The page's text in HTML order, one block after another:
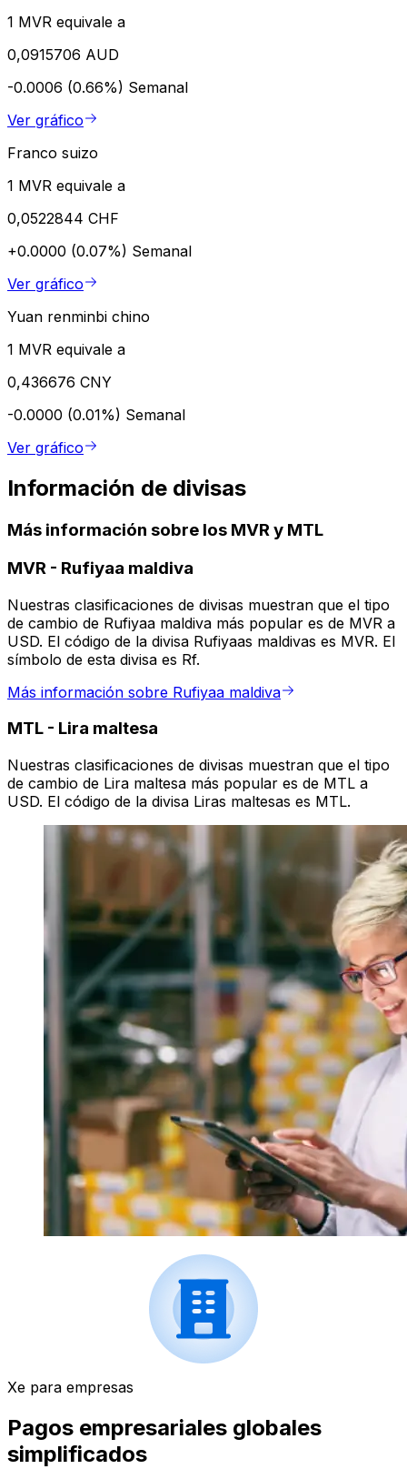
1 MVR equivale a
0,0915706 AUD
-0.0006 (0.66%) Semanal
Ver gráfico
Franco suizo
1 MVR equivale a
0,0522844 CHF
+0.0000 (0.07%) Semanal
Ver gráfico
Yuan renminbi chino
1 MVR equivale a
0,436676 CNY
-0.0000 (0.01%) Semanal
Ver gráfico
Información de divisas
Más información sobre los MVR y MTL
MVR - Rufiyaa maldiva
Nuestras clasificaciones de divisas muestran que el tipo
de cambio de Rufiyaa maldiva más popular es de MVR a
USD. El código de la divisa Rufiyaas maldivas es MVR. El
símbolo de esta divisa es Rf.
Más información sobre Rufiyaa maldiva
MTL - Lira maltesa
Nuestras clasificaciones de divisas muestran que el tipo
de cambio de Lira maltesa más popular es de MTL a
USD. El código de la divisa Liras maltesas es MTL.
Xe para empresas
Pagos empresariales globales
simplificados